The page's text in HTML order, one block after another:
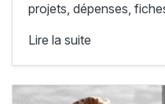
projets, dépenses,
Lire la suite